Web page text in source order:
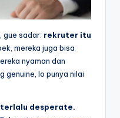
gue sadar: rekruter itu
mereka juga bisa
nyaman dan
genuine, lo punya nilai
desperate.